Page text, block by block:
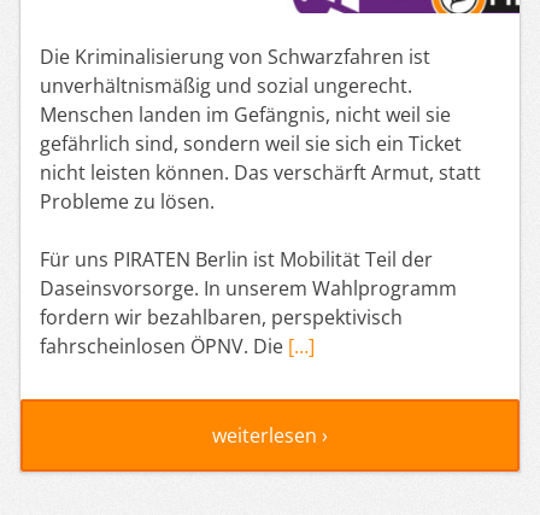
Die Kriminalisierung von Schwarzfahren ist
unverhältnismäßig und sozial ungerecht.
Menschen landen im Gefängnis, nicht weil sie
gefährlich sind, sondern weil sie sich ein Ticket
nicht leisten können. Das verschärft Armut, statt
Probleme zu lösen.
Für uns PIRATEN Berlin ist Mobilität Teil der
Daseinsvorsorge. In unserem Wahlprogramm
fordern wir bezahlbaren, perspektivisch
fahrscheinlosen ÖPNV. Die […]
weiterlesen ›